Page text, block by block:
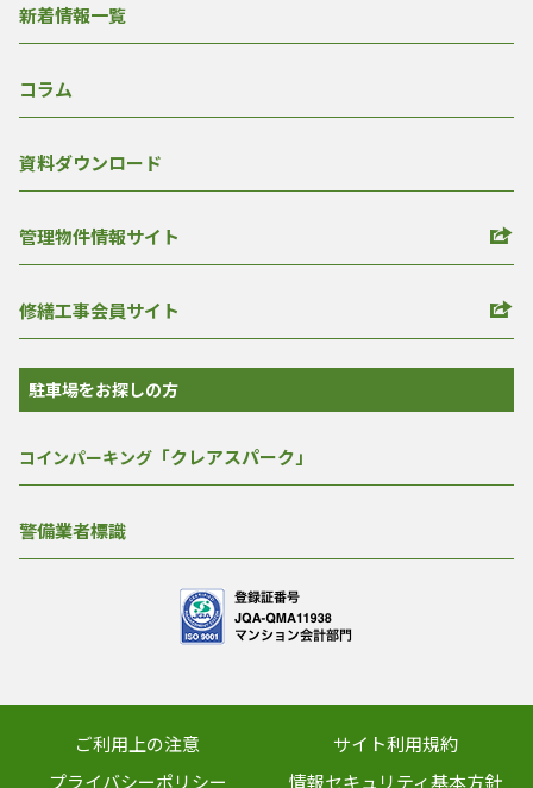
新着情報一覧
コラム
資料ダウンロード
管理物件情報サイト
修繕工事会員サイト
駐車場をお探しの方
コインパーキング 「クレアスパーク」
警備業者標識
ご利用上の注意
サイト利用規約
プライバシーポリシー
情報セキュリティ基本方針